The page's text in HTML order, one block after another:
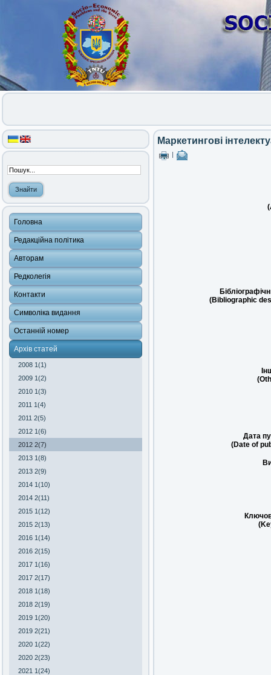
Головна
Редакційна політика
Авторам
Редколегія
Контакти
Символіка видання
Останній номер
Архів статей
2008 1(1)
2009 1(2)
2010 1(3)
2011 1(4)
2011 2(5)
2012 1(6)
2012 2(7)
2013 1(8)
2013 2(9)
2014 1(10)
2014 2(11)
2015 1(12)
2015 2(13)
2016 1(14)
2016 2(15)
2017 1(16)
2017 2(17)
2018 1(18)
2018 2(19)
2019 1(20)
2019 2(21)
2020 1(22)
2020 2(23)
2021 1(24)
Маркетингові
(Bibliographic
Дата
(Date of